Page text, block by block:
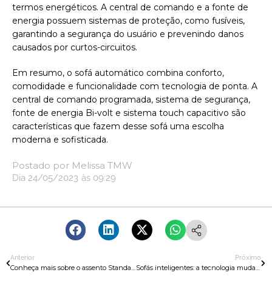
termos energéticos. A central de comando e a fonte de
energia possuem sistemas de proteção, como fusíveis,
garantindo a segurança do usuário e prevenindo danos
causados por curtos-circuitos.
Em resumo, o sofá automático combina conforto,
comodidade e funcionalidade com tecnologia de ponta. A
central de comando programada, sistema de segurança,
fonte de energia Bi-volt e sistema touch capacitivo são
características que fazem desse sofá uma escolha
moderna e sofisticada.
Postado por Melissa TMW
Dia 24/05/2023 às 09:29
Anterior
Conheça mais sobre o assento Standard
Próximo
Sofás inteligentes: a tecnologia mudando a experiência de conforto